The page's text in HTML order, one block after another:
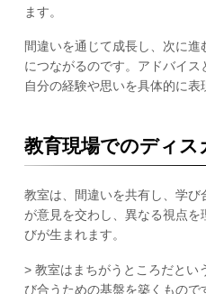
ます。
間違いを通じて成長し、次に
につながるのです。アドバイス
自分の経験や思いを具体的に表
教育現場でのディス
教室は、間違いを共有し、学
が意見を交わし、異なる視点
びが生まれます。
> 教室はまちがうところだとい
び合うための基盤を築くもの